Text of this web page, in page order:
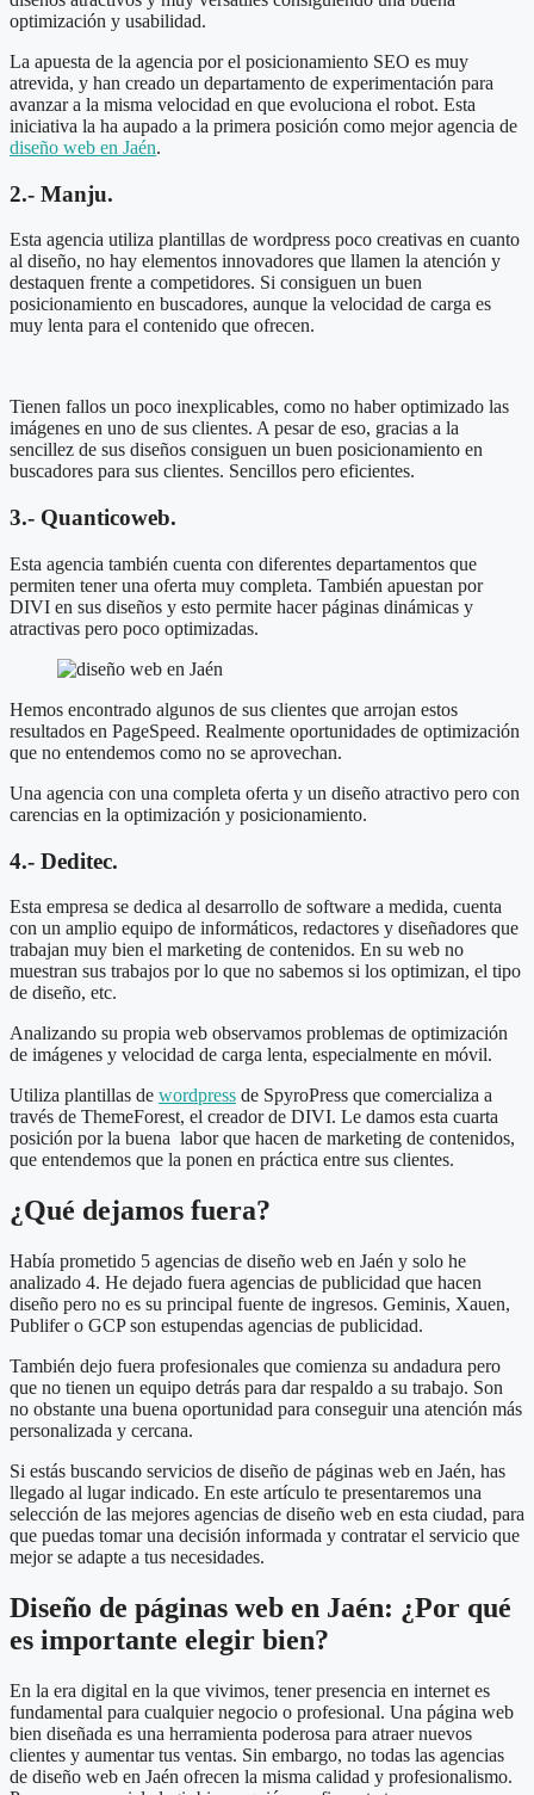
optimización y usabilidad.
La apuesta de la agencia por el posicionamiento SEO es muy
atrevida, y han creado un departamento de experimentación para
avanzar a la misma velocidad en que evoluciona el robot. Esta
iniciativa la ha aupado a la primera posición como mejor agencia de
diseño web en Jaén.
2.- Manju.
Esta agencia utiliza plantillas de wordpress poco creativas en cuanto
al diseño, no hay elementos innovadores que llamen la atención y
destaquen frente a competidores. Si consiguen un buen
posicionamiento en buscadores, aunque la velocidad de carga es
muy lenta para el contenido que ofrecen.
Tienen fallos un poco inexplicables, como no haber optimizado las
imágenes en uno de sus clientes. A pesar de eso, gracias a la
sencillez de sus diseños consiguen un buen posicionamiento en
buscadores para sus clientes. Sencillos pero eficientes.
3.- Quanticoweb.
Esta agencia también cuenta con diferentes departamentos que
permiten tener una oferta muy completa. También apuestan por
DIVI en sus diseños y esto permite hacer páginas dinámicas y
atractivas pero poco optimizadas.
Hemos encontrado algunos de sus clientes que arrojan estos
resultados en PageSpeed. Realmente oportunidades de optimización
que no entendemos como no se aprovechan.
Una agencia con una completa oferta y un diseño atractivo pero con
carencias en la optimización y posicionamiento.
4.- Deditec.
Esta empresa se dedica al desarrollo de software a medida, cuenta
con un amplio equipo de informáticos, redactores y diseñadores que
trabajan muy bien el marketing de contenidos. En su web no
muestran sus trabajos por lo que no sabemos si los optimizan, el tipo
de diseño, etc.
Analizando su propia web observamos problemas de optimización
de imágenes y velocidad de carga lenta, especialmente en móvil.
Utiliza plantillas de wordpress de SpyroPress que comercializa a
través de ThemeForest, el creador de DIVI. Le damos esta cuarta
posición por la buena labor que hacen de marketing de contenidos,
que entendemos que la ponen en práctica entre sus clientes.
¿Qué dejamos fuera?
Había prometido 5 agencias de diseño web en Jaén y solo he
analizado 4. He dejado fuera agencias de publicidad que hacen
diseño pero no es su principal fuente de ingresos. Geminis, Xauen,
Publifer o GCP son estupendas agencias de publicidad.
También dejo fuera profesionales que comienza su andadura pero
que no tienen un equipo detrás para dar respaldo a su trabajo. Son
no obstante una buena oportunidad para conseguir una atención más
personalizada y cercana.
Si estás buscando servicios de diseño de páginas web en Jaén, has
llegado al lugar indicado. En este artículo te presentaremos una
selección de las mejores agencias de diseño web en esta ciudad, para
que puedas tomar una decisión informada y contratar el servicio que
mejor se adapte a tus necesidades.
Diseño de páginas web en Jaén: ¿Por qué
es importante elegir bien?
En la era digital en la que vivimos, tener presencia en internet es
fundamental para cualquier negocio o profesional. Una página web
bien diseñada es una herramienta poderosa para atraer nuevos
clientes y aumentar tus ventas. Sin embargo, no todas las agencias
de diseño web en Jaén ofrecen la misma calidad y profesionalismo.